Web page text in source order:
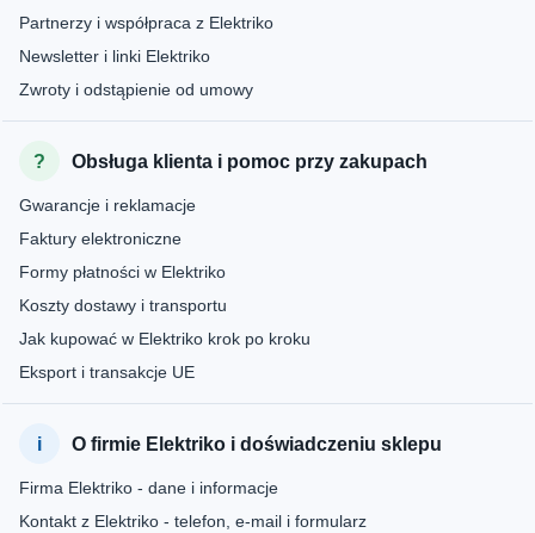
Partnerzy i współpraca z Elektriko
Newsletter i linki Elektriko
Zwroty i odstąpienie od umowy
Obsługa klienta i pomoc przy zakupach
Gwarancje i reklamacje
Faktury elektroniczne
Formy płatności w Elektriko
Koszty dostawy i transportu
Jak kupować w Elektriko krok po kroku
Eksport i transakcje UE
O firmie Elektriko i doświadczeniu sklepu
Firma Elektriko - dane i informacje
Kontakt z Elektriko - telefon, e-mail i formularz